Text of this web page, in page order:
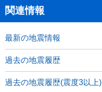
関連情報
最新の地震情報
過去の地震履歴
過去の地震履歴(震度3以上)